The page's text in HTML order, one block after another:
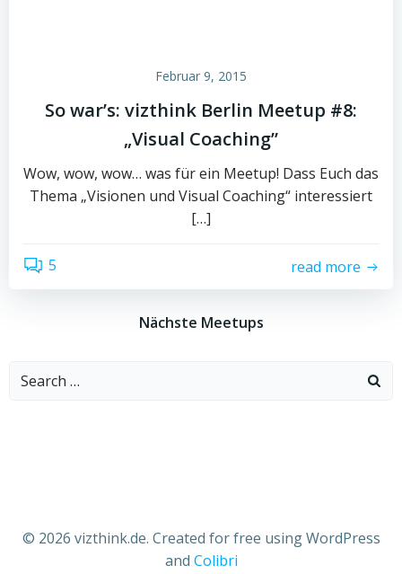
Februar 9, 2015
So war’s: vizthink Berlin Meetup #8:
„Visual Coaching”
Wow, wow, wow… was für ein Meetup! Dass Euch das
Thema „Visionen und Visual Coaching“ interessiert
[…]
5 read more
Nächste Meetups
Search
© 2026 vizthink.de. Created for free using WordPress
and Colibri